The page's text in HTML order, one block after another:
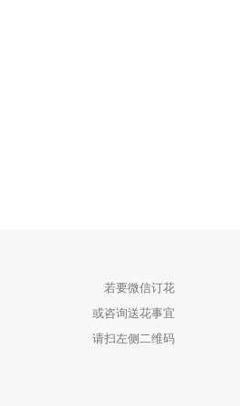
若要微信订花
或咨询送花事宜
请扫左侧二维码